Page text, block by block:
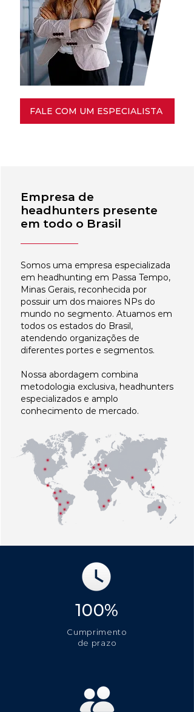
FALE COM UM ESPECIALISTA
Empresa de
headhunters presente
em todo o Brasil
Somos uma empresa especializada
em headhunting em Passa Tempo,
Minas Gerais, reconhecida por
possuir um dos maiores NPs do
mundo no segmento. Atuamos em
todos os estados do Brasil,
atendendo organizações de
diferentes portes e segmentos.
Nossa abordagem combina
metodologia exclusiva, headhunters
especializados e amplo
conhecimento de mercado.
100%
Cumprimento
de prazo